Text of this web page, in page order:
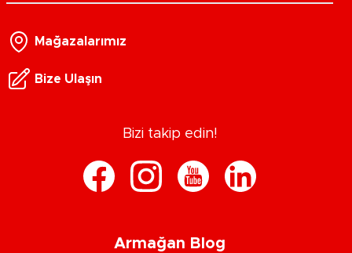
Mağazalarımız
Bize Ulaşın
Bizi takip edin!
Armağan Blog